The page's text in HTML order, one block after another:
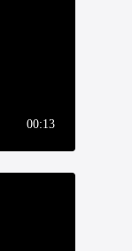
00:13